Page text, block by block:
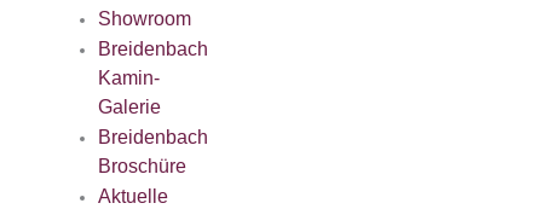
Showroom
Breidenbach
Kamin-
Galerie
Breidenbach
Broschüre
Aktuelle